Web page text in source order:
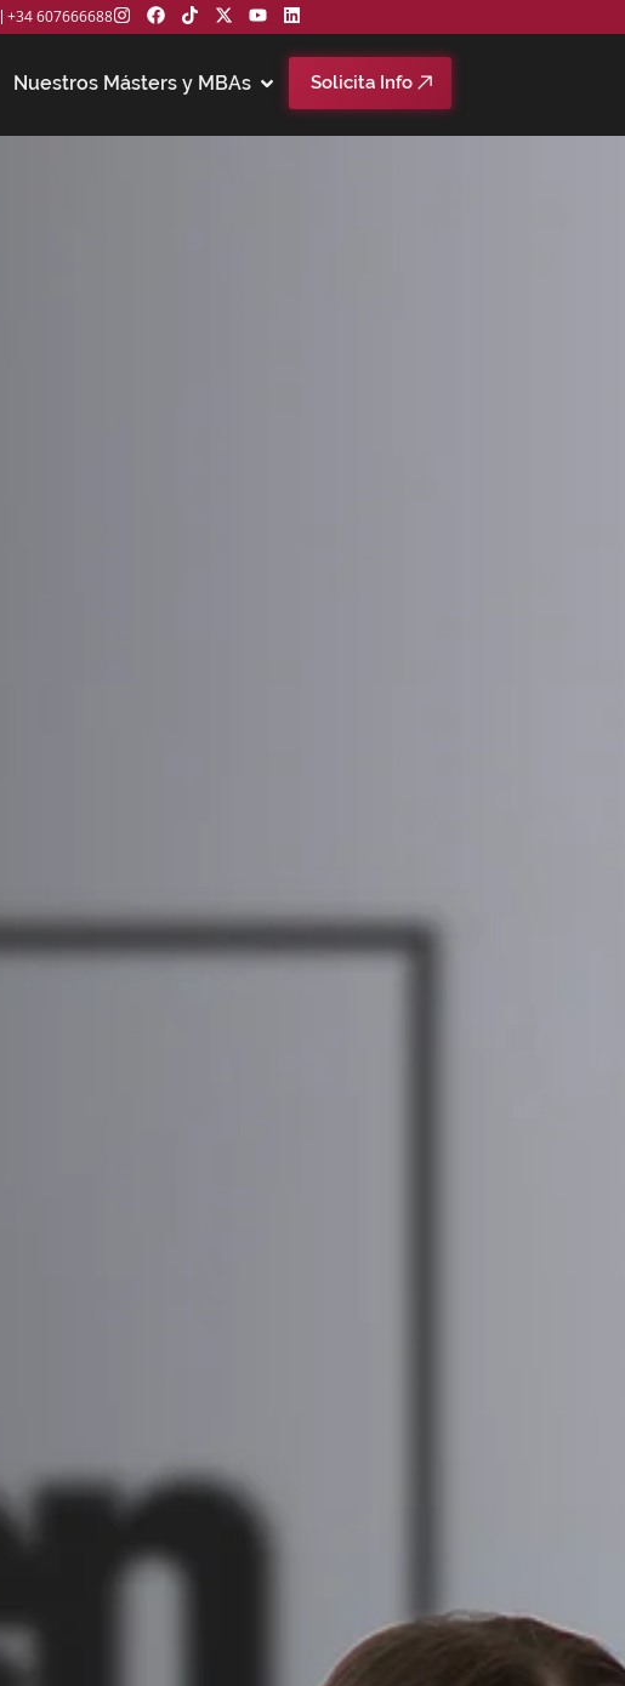
+34 607666688
Nuestros Másters y MBAs Solicita Info